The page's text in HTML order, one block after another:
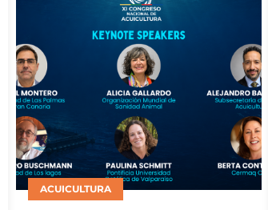
SALMONICULTURA